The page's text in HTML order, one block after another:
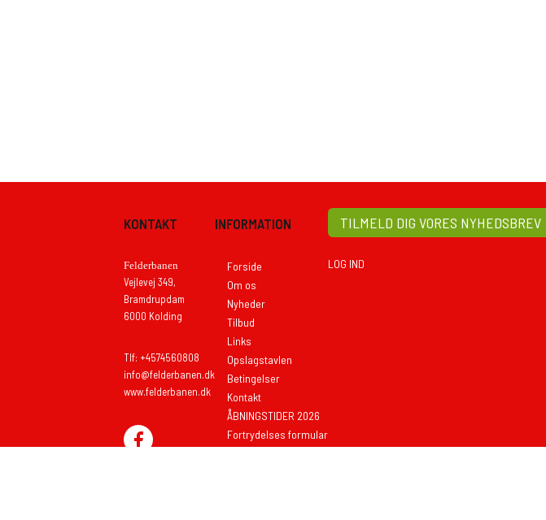
KONTAKT
Felderbanen
Vejlevej 349,
Bramdrupdam
6000 Kolding
Tlf: +4574560808
info@felderbanen.dk
www.felderbanen.dk
INFORMATION
Forside
Om os
Nyheder
Tilbud
Links
Opslagstavlen
Betingelser
Kontakt
ÅBNINGSTIDER 2026
Fortrydelses formular
TILMELD DIG VORES NYHEDSBREV
LOG IND